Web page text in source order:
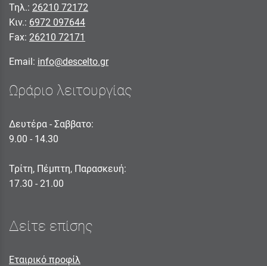
Τηλ.: 26210 72172
Κιν.: 6972 097644
Fax: 26210 72171
Email: info@descelto.gr
Ωράριο λειτουργίας
Δευτέρα - Σαββατο:
9.00 - 14.30
Τρίτη, Πέμπτη, Παρασκευή:
17.30 - 21.00
Δείτε επίσης
Εταιρικό προφίλ